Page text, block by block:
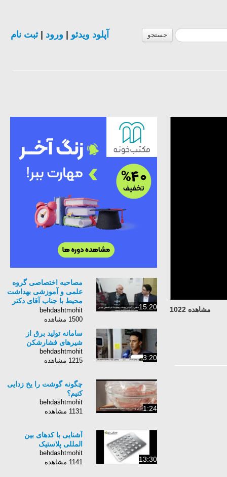
جستجو آپلود ویدئو ورود |ثبت نام
مشاهده 1022 15:20
مصاحبه اختصاصی گروه
علمی و آموزشی بهداشت
محیط با جناب آقای دکتر
قاسمعلی عمرانی
behdashtmohit
1500 مشاهده
3:20
سامانه تولید برق از
شیرهای فشارشکن
behdashtmohit
1215 مشاهده
1:24
چگونه گوشت را یخ زدایی
کنیم؟
behdashtmohit
1131 مشاهده
13:30
آشنایی با کدهای بین
المللی پلاستیک
behdashtmohit
1141 مشاهده